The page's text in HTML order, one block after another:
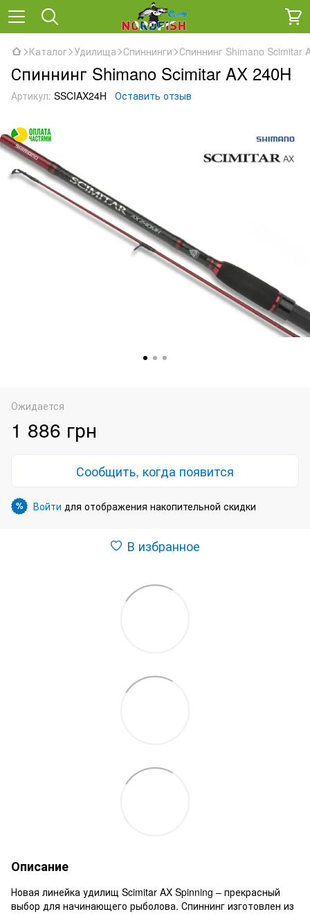
Каталог Удилища Спиннинги Спиннинг Shimano Scimitar
Спиннинг Shimano Scimitar AX 240H
Артикул: SSCIAX24H Оставить отзыв
Ожидается
1 886 грн
Сообщить, когда появится
% Войти для отображения накопительной скидки
В избранное
Описание
Новая линейка удилищ Scimitar AX Spinning – прекрасный
выбор для начинающего рыболова. Спиннинг изготовлен из